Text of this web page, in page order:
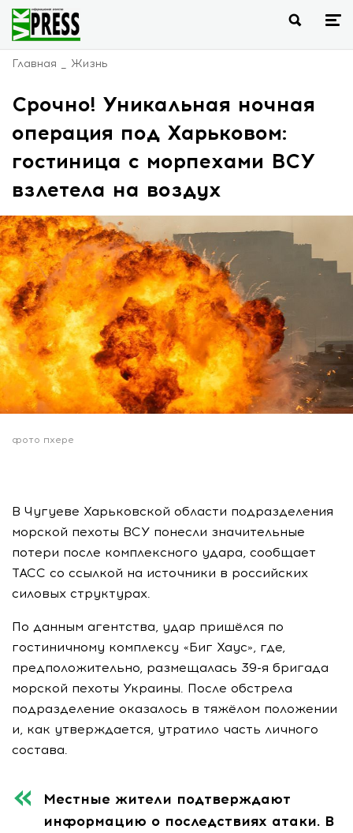
Главная Жизнь
Срочно! Уникальная ночная
операция под Харьковом:
гостиница с морпехами ВСУ
взлетела на воздух
фото пхере
В Чугуеве Харьковской области подразделения
морской пехоты ВСУ понесли значительные
потери после комплексного удара, сообщает
ТАСС со ссылкой на источники в российских
силовых структурах.
По данным агентства, удар пришёлся по
гостиничному комплексу «Биг Хаус», где,
предположительно, размещалась 39-я бригада
морской пехоты Украины. После обстрела
подразделение оказалось в тяжёлом положении
и, как утверждается, утратило часть личного
состава.
Местные жители подтверждают
информацию о последствиях атаки. В